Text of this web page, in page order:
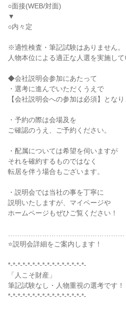
○面接(WEB/対面)
▼
○内々定
※適性検査・筆記試験はありません。
人物本位による適正な人選を実施して
◆会社説明会参加にあたって
・選考に進んでいただくうえで
【会社説明会への参加は必須】となり
・予約の際は会場及を
ご確認のうえ、ご予約ください。
・配属については希望を伺いますが
それを確約するものではなく
転居を伴う場合もございます。
・説明会では当社の事を丁寧に
説明いたしますが、マイページや
ホームページもぜひご覧ください！
⭐説明会詳細をご案内します！
*-*-*-*-*-*-*-*-*-*-*-*-*-*-*-*-
「人こそ財産」
筆記試験なし・人物重視の選考です！
*-*-*-*-*-*-*-*-*-*-*-*-*-*-*-*-